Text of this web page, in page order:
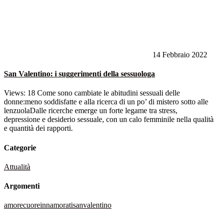
14 Febbraio 2022
San Valentino: i suggerimenti della sessuologa
Views: 18 Come sono cambiate le abitudini sessuali delle
donne:meno soddisfatte e alla ricerca di un po’ di mistero sotto alle
lenzuolaDalle ricerche emerge un forte legame tra stress,
depressione e desiderio sessuale, con un calo femminile nella qualità
e quantità dei rapporti.
Categorie
Attualità
Argomenti
amorecuoreinnamoratisanvalentino